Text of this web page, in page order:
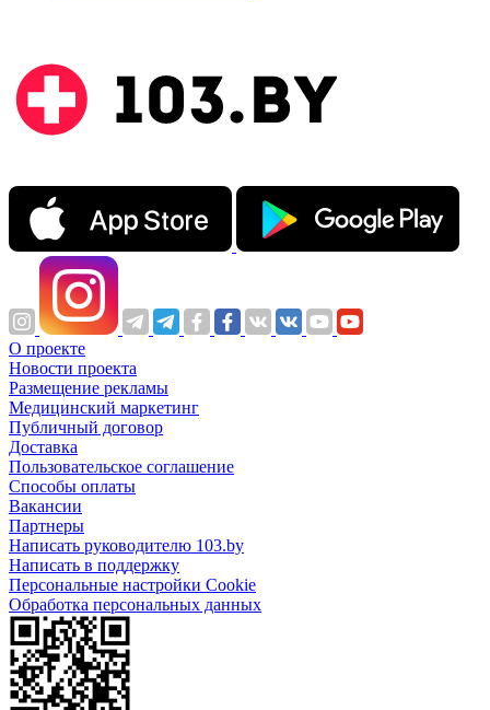
О проекте
Новости проекта
Размещение рекламы
Медицинский маркетинг
Публичный договор
Доставка
Пользовательское соглашение
Способы оплаты
Вакансии
Партнеры
Написать руководителю 103.by
Написать в поддержку
Персональные настройки Cookie
Обработка персональных данных